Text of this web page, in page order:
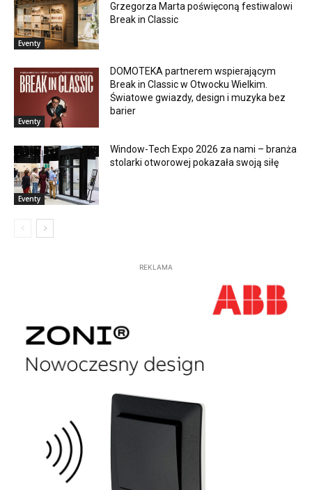
Eventy
Grzegorza Marta poświęconą festiwalowi
Break in Classic
Eventy
DOMOTEKA partnerem wspierającym
Break in Classic w Otwocku Wielkim.
Światowe gwiazdy, design i muzyka bez
barier
Eventy
Window-Tech Expo 2026 za nami – branża
stolarki otworowej pokazała swoją siłę
REKLAMA